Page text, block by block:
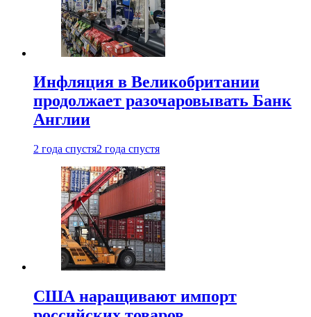
Инфляция в Великобритании
продолжает разочаровывать Банк
Англии
2 года спустя2 года спустя
США наращивают импорт